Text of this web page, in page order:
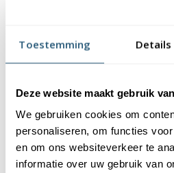
Toestemming Details
Deze website maakt gebruik
We gebruiken cookies om
personaliseren, om functies
en om ons websiteverkeer te
informatie over uw gebruik van
Wat is de levertijd van de
Wat is de diameter van
mast?
Kan ik een deel van de